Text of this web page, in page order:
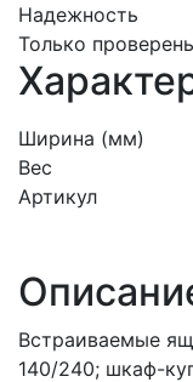
Надежность
Только
Ширина (мм)
Вес
Артикул
Встраиваемые
140/240; шкаф-